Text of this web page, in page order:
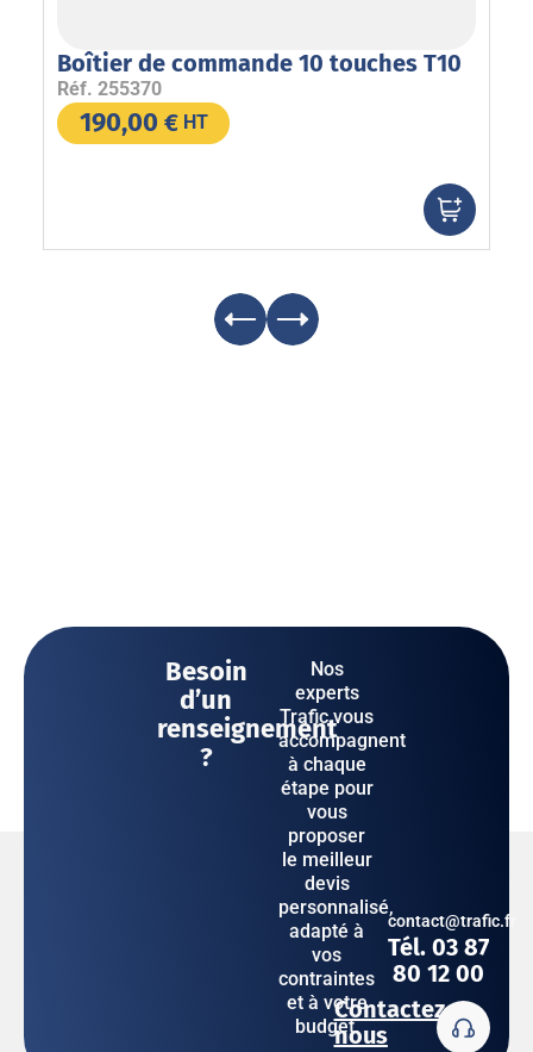
Boîtier de commande 10 touches T10
Réf. 255370
190,00 € HT
Besoin
d’un
renseignement
?
Nos
experts
Trafic vous
accompagnent
à chaque
étape pour
vous
proposer
le meilleur
devis
personnalisé,
adapté à
vos
contraintes
et à votre
budget.
Contactez-
nous
contact@trafic.fr
Tél. 03 87
80 12 00